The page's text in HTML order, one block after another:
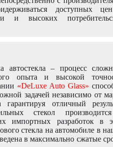
доступных
и высоких
автостекла – процесс
опыта и высокой
«DeLuxe Auto Glass»
задачей независимо от
гарантируя отличный
стекол
импортных разработок в
стекла на автомобиле в
в максимально сжатые